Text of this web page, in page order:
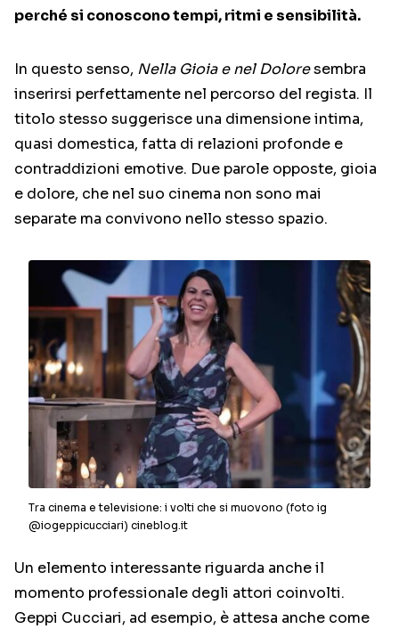
perché si conoscono tempi, ritmi e sensibilità.
In questo senso, Nella Gioia e nel Doloresembra
inserirsi perfettamente nel percorso del regista. Il
titolo stesso suggerisce una dimensione intima,
quasi domestica, fatta di relazioni profonde e
contraddizioni emotive. Due parole opposte, gioia
e dolore, che nel suo cinema non sono mai
separate ma convivono nello stesso spazio.
Tra cinema e televisione: i volti che si muovono (foto ig
@iogeppicucciari) cineblog.it
Un elemento interessante riguarda anche il
momento professionale degli attori coinvolti.
Geppi Cucciari, ad esempio, è attesa anche come